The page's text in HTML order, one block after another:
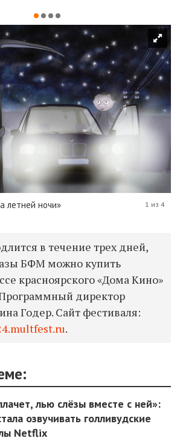
летней ночи» 1 из 4
в течение трех дней,
БФМ можно купить
красноярского «Дома Кино»
директор
Годер. Сайт фестиваля:
.
лью слёзы вместе с ней»:
озвучивать голливудские
Netflix